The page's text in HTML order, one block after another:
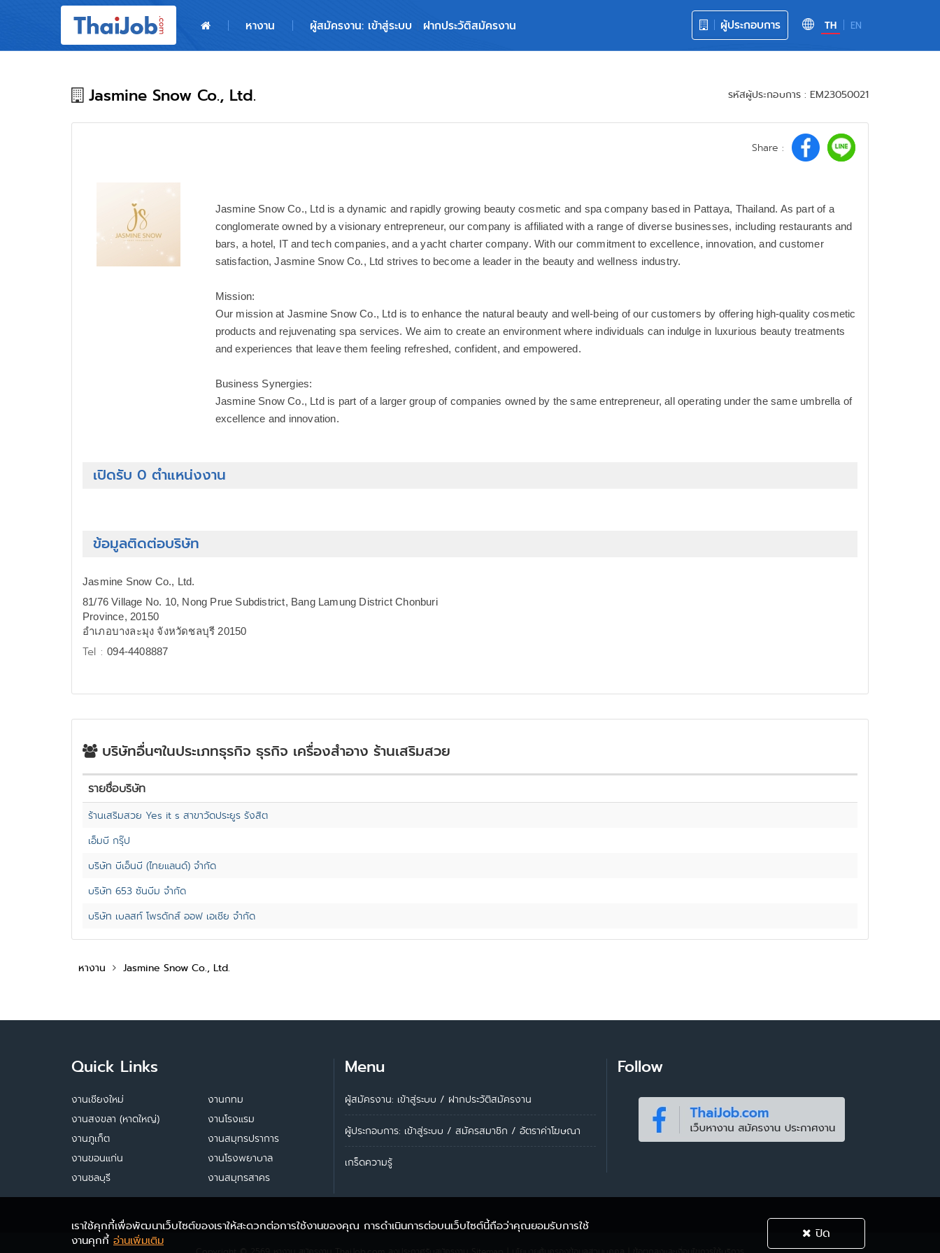
TH EN
ผู้ประกอบการ
หางาน ผู้สมัครงาน: เข้าสู่ระบบ ฝากประวัติสมัครงาน
ผู้สมัครงาน: เข้าสู่ระบบ
Jasmine Snow Co., Ltd. รหัสผู้ประกอบการ : EM23050021
Share :
Jasmine Snow Co., Ltd is a dynamic and rapidly growing beauty cosmetic and spa company based in Pattaya, Thailand. As part of a
conglomerate owned by a visionary entrepreneur, our company is affiliated with a range of diverse businesses, including restaurants and
bars, a hotel, IT and tech companies, and a yacht charter company. With our commitment to excellence, innovation, and customer
satisfaction, Jasmine Snow Co., Ltd strives to become a leader in the beauty and wellness industry.
Mission:
Our mission at Jasmine Snow Co., Ltd is to enhance the natural beauty and well-being of our customers by offering high-quality cosmetic
products and rejuvenating spa services. We aim to create an environment where individuals can indulge in luxurious beauty treatments
and experiences that leave them feeling refreshed, confident, and empowered.
Business Synergies:
Jasmine Snow Co., Ltd is part of a larger group of companies owned by the same entrepreneur, all operating under the same umbrella of
excellence and innovation.
เปิดรับ 0 ตำแหน่งงาน
ข้อมูลติดต่อบริษัท
Jasmine Snow Co., Ltd.
81/76 Village No. 10, Nong Prue Subdistrict, Bang Lamung District Chonburi
Province, 20150
อำเภอบางละมุง จังหวัดชลบุรี 20150
Tel :094-4408887
บริษัทอื่นๆในประเภทธุรกิจ ธุรกิจ เครื่องสำอาง ร้านเสริมสวย
รายชื่อบริษัท
ร้านเสริมสวย Yes it s สาขาวัดประยูร รังสิต
เอ็มบี กรุ๊ป
บริษัท บีเอ็นบี (ไทยแลนด์) จำกัด
บริษัท 653 ซันบีม จำกัด
บริษัท เบลสท์ โพรดักส์ ออฟ เอเชีย จำกัด
หางาน Jasmine Snow Co., Ltd.
Quick Links
งานเชียงใหม่
งานสงขลา (หาดใหญ่)
งานภูเก็ต
งานขอนแก่น
งานชลบุรี
งานกทม
งานโรงแรม
งานสมุทรปราการ
งานโรงพยาบาล
งานสมุทรสาคร
Menu
ผู้สมัครงาน: เข้าสู่ระบบ / ฝากประวัติสมัครงาน
ผู้ประกอบการ: เข้าสู่ระบบ / สมัครสมาชิก / อัตราค่าโฆษณา
เกร็ดความรู้
Follow
เราใช้คุกกี้เพื่อพัฒนาเว็บไซต์ของเราให้สะดวกต่อการใช้งานของคุณ การดำเนินการต่อบนเว็บไซต์นี้ถือว่าคุณยอมรับการใช้
งานคุกกี้ อ่านเพิ่มเติม ปิด